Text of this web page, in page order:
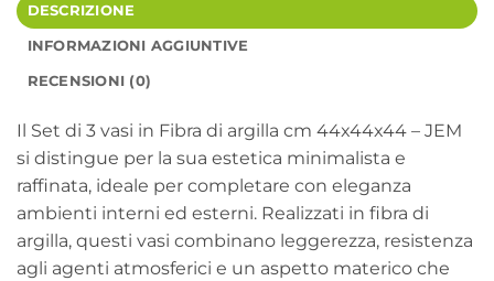
DESCRIZIONE
INFORMAZIONI AGGIUNTIVE
RECENSIONI (0)
Il Set di 3 vasi in Fibra di argilla cm 44x44x44 – JEM
si distingue per la sua estetica minimalista e
raffinata, ideale per completare con eleganza
ambienti interni ed esterni. Realizzati in fibra di
argilla, questi vasi combinano leggerezza, resistenza
agli agenti atmosferici e un aspetto materico che